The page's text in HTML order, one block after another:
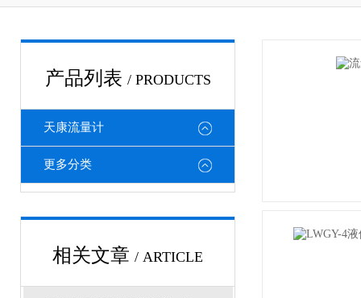
产品列表 / PRODUCTS
天康流量计
更多分类
相关文章 / ARTICLE